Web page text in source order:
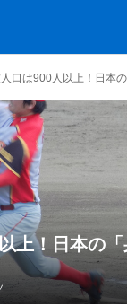
口は900人以上！日本の「
上！日本の